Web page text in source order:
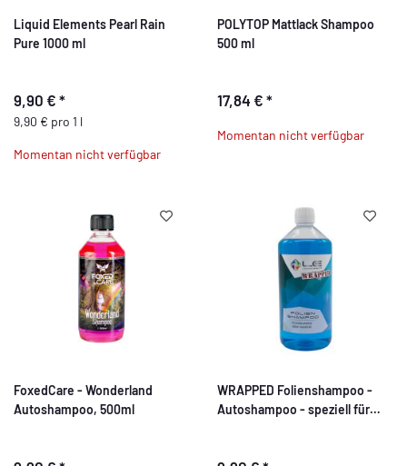
Liquid Elements Pearl Rain
Pure 1000 ml
9,90 € *
9,90 € pro 1 l
Momentan nicht verfügbar
POLYTOP Mattlack Shampoo
500 ml
17,84 € *
Momentan nicht verfügbar
FoxedCare - Wonderland
Autoshampoo, 500ml
WRAPPED Folienshampoo -
Autoshampoo - speziell für